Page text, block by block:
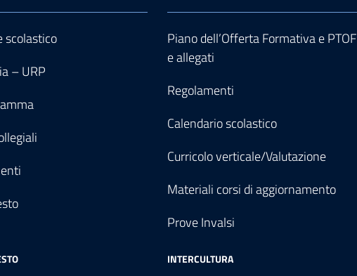
scolastico
– URP
Piano dell’Offerta Formativa e PTOF
e allegati
Regolamenti
Calendario scolastico
Curricolo verticale/Valutazione
Materiali corsi di aggiornamento
Prove Invalsi
INTERCULTURA